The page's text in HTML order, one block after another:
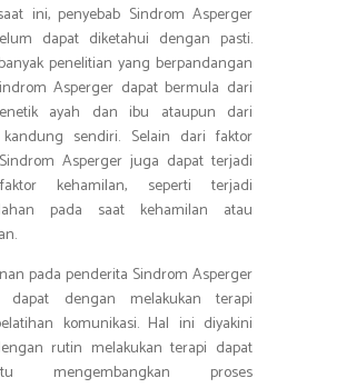
ini, penyebab Sindrom Asperger
dapat diketahui dengan pasti.
penelitian yang berpandangan
Asperger dapat bermula dari
ayah dan ibu ataupun dari
kandung sendiri. Selain dari faktor
Asperger juga dapat terjadi
kehamilan, seperti terjadi
pada saat kehamilan atau
pada penderita Sindrom Asperger
dapat dengan melakukan terapi
komunikasi. Hal ini diyakini
rutin melakukan terapi dapat
mengembangkan proses